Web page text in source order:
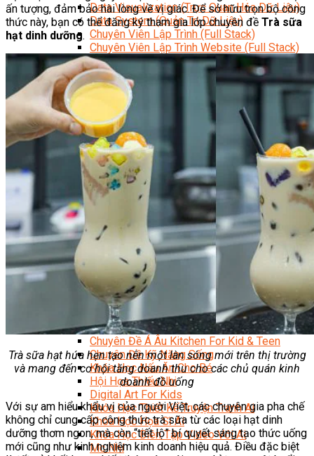
Data Visualization (Trực Quan Hóa Dữ Liệu)
Data System (Quản Trị Dữ Liệu)
Chuyên Viên Lập Trình (Full Stack)
Chuyên Viên Lập Trình Website (Full Stack)
Chuyên Viên Lập Trình Mobile (Full Stack)
Software Testing
Trọn Bộ Công Cụ AI Văn Phòng
Trọn Bộ Công Cụ AI Ứng Dụng Giảng Dạy
Lập Trình Cho Trẻ Em
Tin Học Ứng Dụng
Thiết Kế (Design)
Thiết Kế Đồ Họa Chuyên Nghiệp
Chuyên Viên Thiết Kế Nội Thất
3D Game Art & Design
Mỹ Thuật Đa Phương Tiện
3D Animation
Mỹ Thuật Số – Digital Art
Motion Graphics Basic
Adobe Photoshop – Illustrator
Hội Họa Thiếu Nhi
Digital Art For Kids
Venus Academy
Sunny STEAM Academy
Trại Hè Kỹ Năng
Trại Hè Hướng Nghiệp
Chuyên Đề Á Âu Kitchen For Kid & Teen
Chuyên Đề Kỹ Năng Sống
Khóa Học Nấu Ăn Cho Bé
Hội Họa Thiếu Nhi
Digital Art For Kids
Khóa Học Thiết Kế Truyện Tranh Ai
Khóa Học Họa Sĩ Ai
Khóa Học Biên Tập Video Với Ai
Mc Nhí
ấn tượng, đảm bảo hài lòng về vị giác. Để sở hữu trọn bộ công
thức này, bạn có thể đăng ký tham gia lớp chuyên đề Trà sữa
hạt dinh dưỡng.
Trà sữa hạt hứa hẹn tạo nên một làn sóng mới trên thị trường
và mang đến cơ hội tăng doanh thu cho các chủ quán kinh
doanh đồ uống
Với sự am hiểu khẩu vị của người Việt, các chuyên gia pha chế
không chỉ cung cấp công thức trà sữa từ các loại hạt dinh
dưỡng thơm ngon, mà còn “tiết lộ” bí quyết sáng tạo thức uống
mới cũng như kinh nghiệm kinh doanh hiệu quả. Điều đặc biệt